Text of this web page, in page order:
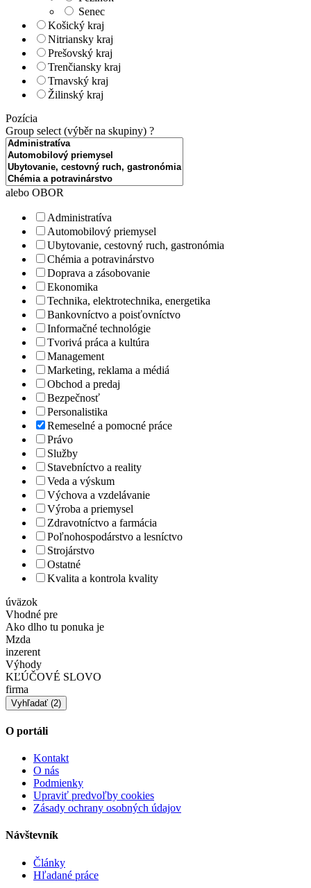
Senec
Košický kraj
Nitriansky kraj
Prešovský kraj
Trenčiansky kraj
Trnavský kraj
Žilinský kraj
Pozícia
Group select (výběr na skupiny) ?
alebo OBOR
Administratíva
Automobilový priemysel
Ubytovanie, cestovný ruch, gastronómia
Chémia a potravinárstvo
Doprava a zásobovanie
Ekonomika
Technika, elektrotechnika, energetika
Bankovníctvo a poisťovníctvo
Informačné technológie
Tvorivá práca a kultúra
Management
Marketing, reklama a médiá
Obchod a predaj
Bezpečnosť
Personalistika
Remeselné a pomocné práce
Právo
Služby
Stavebníctvo a reality
Veda a výskum
Výchova a vzdelávanie
Výroba a priemysel
Zdravotníctvo a farmácia
Poľnohospodárstvo a lesníctvo
Strojárstvo
Ostatné
Kvalita a kontrola kvality
úväzok
Vhodné pre
Ako dlho tu ponuka je
Mzda
inzerent
Výhody
KĽÚČOVÉ SLOVO
firma
O portáli
Kontakt
O nás
Podmienky
Upraviť predvoľby cookies
Zásady ochrany osobných údajov
Návštevník
Články
Hľadané práce